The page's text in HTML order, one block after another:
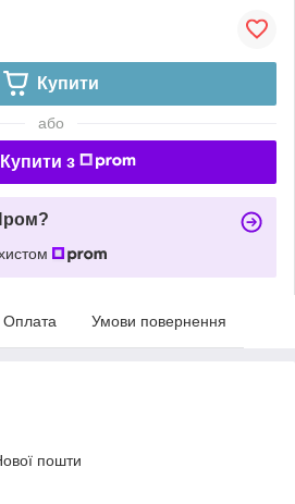
Купити
або
Купити з
Оплата Умови повернення
пошти